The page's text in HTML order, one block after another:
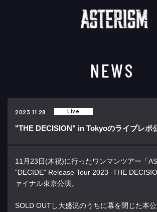
NEWS
2023.11.28 Live
"THE DECISION" in Tokyoのライブレポ
11月23日(木祝)に行ったワンマンツアー「
"DECIDE" Release Tour 2023 -THE
ァイナル東京公演。
SOLD OUTし大盛況のうちに幕を閉じた本